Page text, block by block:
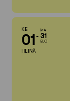
KE
01
HEINÄ
MA
31
ELO